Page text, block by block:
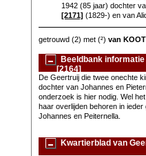
1942 (85 jaar) dochter
[2171] (1829-) en van
getrouwd (2) met (²) van
Beeldbank
[2164]
De Geertruij die twee onechte
dochter van Johannes en
onderzoek is hier nodig. Wel
haar overlijden behoren in
Johannes en Peiternella.
Kwartierblad van